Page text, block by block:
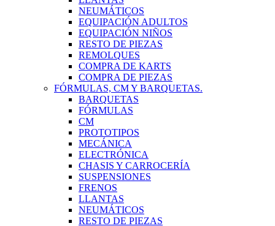
NEUMÁTICOS
EQUIPACIÓN ADULTOS
EQUIPACIÓN NIÑOS
RESTO DE PIEZAS
REMOLQUES
COMPRA DE KARTS
COMPRA DE PIEZAS
FÓRMULAS, CM Y BARQUETAS.
BARQUETAS
FÓRMULAS
CM
PROTOTIPOS
MECÁNICA
ELECTRÓNICA
CHASIS Y CARROCERÍA
SUSPENSIONES
FRENOS
LLANTAS
NEUMÁTICOS
RESTO DE PIEZAS